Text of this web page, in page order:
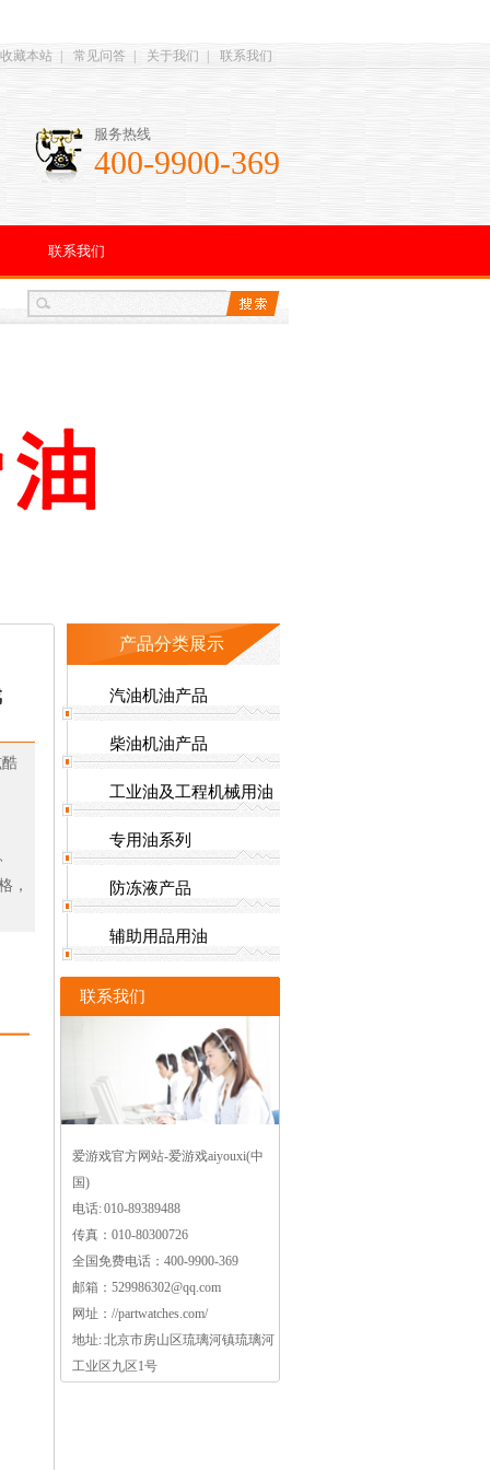
收藏本站 常见问答 关于我们 联系我们
服务热线
400-9900-369
联系我们
，
产品分类展示
汽油机油产品
柴油机油产品
工业油及工程机械用油
专用油系列
防冻液产品
辅助用品用油
联系我们
爱游戏官方网站-爱游戏aiyouxi(中
国)
电话: 010-89389488
传真：010-80300726
全国免费电话：400-9900-369
邮箱：529986302@qq.com
网址：//partwatches.com/
地址: 北京市房山区琉璃河镇琉璃河
工业区九区1号